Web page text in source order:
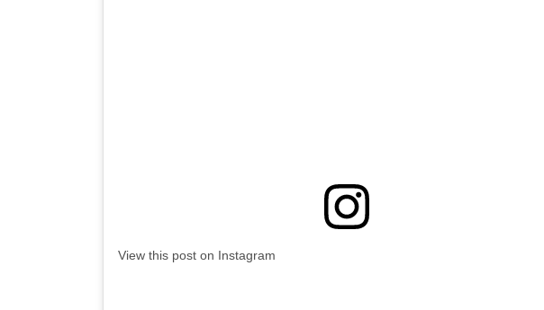
View this post on Instagram